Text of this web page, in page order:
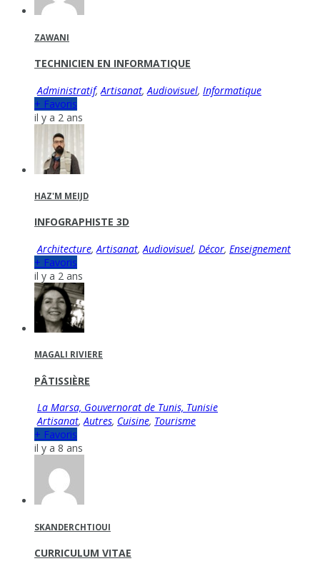
ZAWANI
TECHNICIEN EN INFORMATIQUE
Administratif, Artisanat, Audiovisuel, Informatique
+ Favoris
il y a 2 ans
HAZ'M MEIJD
INFOGRAPHISTE 3D
Architecture,Artisanat,Audiovisuel, Décor, Enseignement
+ Favoris
il y a 2 ans
MAGALI RIVIERE
PÂTISSIÈRE
La Marsa, Gouvernorat de Tunis, Tunisie
Artisanat,Autres, Cuisine, Tourisme
+ Favoris
il y a 8 ans
SKANDERCHTIOUI
CURRICULUM VITAE